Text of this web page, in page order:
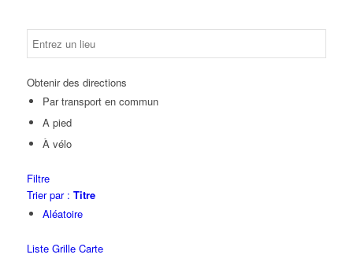
Obtenir des directions
Par transport en commun
A pied
À vélo
Filtre
Trier par : Titre
Aléatoire
Liste Grille Carte